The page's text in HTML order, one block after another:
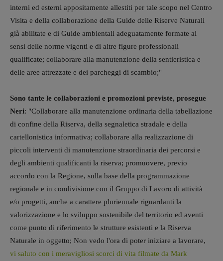
interni ed esterni appositamente allestiti per tale scopo nel Centro
Visita e della collaborazione della Guide delle Riserve Naturali
già abilitate e di Guide ambientali adeguatamente formate ai
sensi delle norme vigenti e di altre figure professionali
qualificate; collaborare alla manutenzione della sentieristica e
delle aree attrezzate e dei parcheggi di scambio;"
Sono tante le collaborazioni e promozioni previste, prosegue
Neri: "Collaborare alla manutenzione ordinaria della tabellazione
di confine della Riserva, della segnaletica stradale e della
cartellonistica informativa; collaborare alla realizzazione di
piccoli interventi di manutenzione straordinaria dei percorsi e
degli ambienti qualificanti la riserva; promuovere, previo
accordo con la Regione, sulla base della programmazione
regionale e in condivisione con il Gruppo di Lavoro di attività
e/o progetti, anche a carattere pluriennale riguardanti la
valorizzazione e lo sviluppo sostenibile del territorio ed aventi
come punto di riferimento le strutture esistenti e la Riserva
Naturale in oggetto; Non vedo l'ora di poter iniziare a lavorare,
vi saluto con i meravigliosi scorci di vita filmate da Mark